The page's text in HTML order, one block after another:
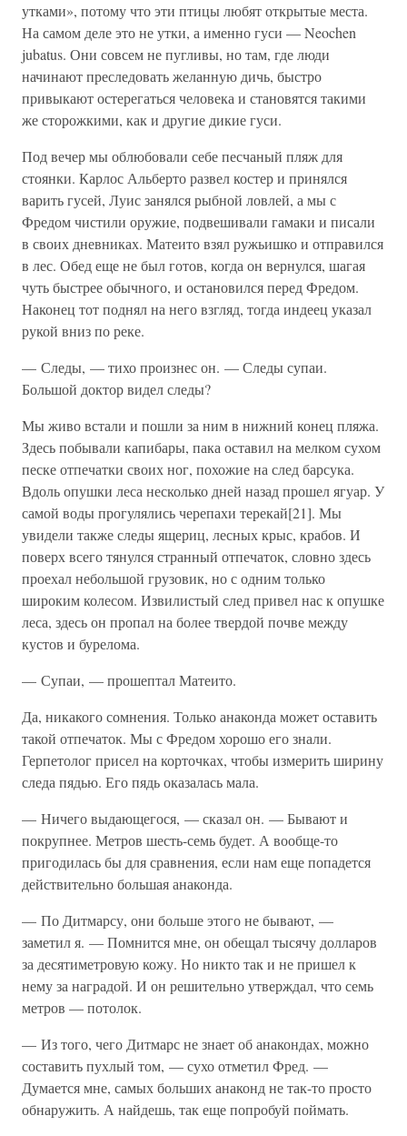
утками», потому что эти птицы любят открытые места.
На самом деле это не утки, а именно гуси — Neochen
jubatus. Они совсем не пугливы, но там, где люди
начинают преследовать желанную дичь, быстро
привыкают остерегаться человека и становятся такими
же сторожкими, как и другие дикие гуси.
Под вечер мы облюбовали себе песчаный пляж для
стоянки. Карлос Альберто развел костер и принялся
варить гусей, Луис занялся рыбной ловлей, а мы с
Фредом чистили оружие, подвешивали гамаки и писали
в своих дневниках. Матеито взял ружьишко и отправился
в лес. Обед еще не был готов, когда он вернулся, шагая
чуть быстрее обычного, и остановился перед Фредом.
Наконец тот поднял на него взгляд, тогда индеец указал
рукой вниз по реке.
— Следы, — тихо произнес он. — Следы супаи.
Большой доктор видел следы?
Мы живо встали и пошли за ним в нижний конец пляжа.
Здесь побывали капибары, пака оставил на мелком сухом
песке отпечатки своих ног, похожие на след барсука.
Вдоль опушки леса несколько дней назад прошел ягуар. У
самой воды прогулялись черепахи терекай[21]. Мы
увидели также следы ящериц, лесных крыс, крабов. И
поверх всего тянулся странный отпечаток, словно здесь
проехал небольшой грузовик, но с одним только
широким колесом. Извилистый след привел нас к опушке
леса, здесь он пропал на более твердой почве между
кустов и бурелома.
— Супаи, — прошептал Матеито.
Да, никакого сомнения. Только анаконда может оставить
такой отпечаток. Мы с Фредом хорошо его знали.
Герпетолог присел на корточках, чтобы измерить ширину
следа пядью. Его пядь оказалась мала.
— Ничего выдающегося, — сказал он. — Бывают и
покрупнее. Метров шесть-семь будет. А вообще-то
пригодилась бы для сравнения, если нам еще попадется
действительно большая анаконда.
— По Дитмарсу, они больше этого не бывают, —
заметил я. — Помнится мне, он обещал тысячу долларов
за десятиметровую кожу. Но никто так и не пришел к
нему за наградой. И он решительно утверждал, что семь
метров — потолок.
— Из того, чего Дитмарс не знает об анакондах, можно
составить пухлый том, — сухо отметил Фред. —
Думается мне, самых больших анаконд не так-то просто
обнаружить. А найдешь, так еще попробуй поймать.